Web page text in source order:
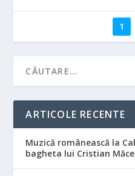
1
ARTICOLE RECENTE
Muzică românească la
bagheta lui Cristian